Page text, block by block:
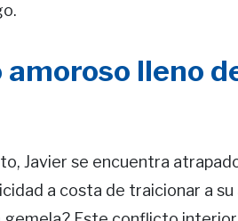
lleno
Javier se encuentra
a costa de traicionar a